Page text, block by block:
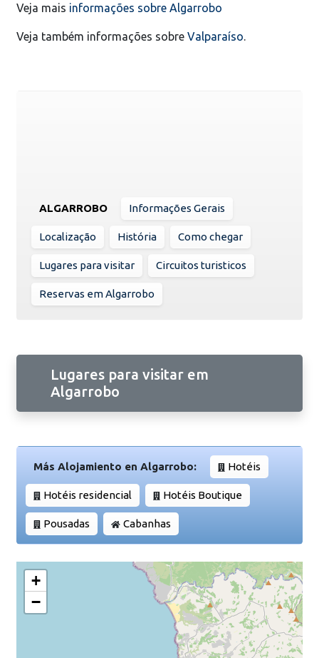
Veja mais informações sobre Algarrobo
Veja também informações sobre Valparaíso.
ALGARROBO Informações Gerais
Localização História Como chegar
Lugares para visitar Circuitos turisticos
Reservas em Algarrobo
Lugares para visitar em
Algarrobo
Más Alojamiento en Algarrobo: Hotéis
Hotéis residencial Hotéis Boutique
Pousadas Cabanhas
+
−